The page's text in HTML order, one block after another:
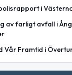
i
av farligt avfall i
Vår Framtid i